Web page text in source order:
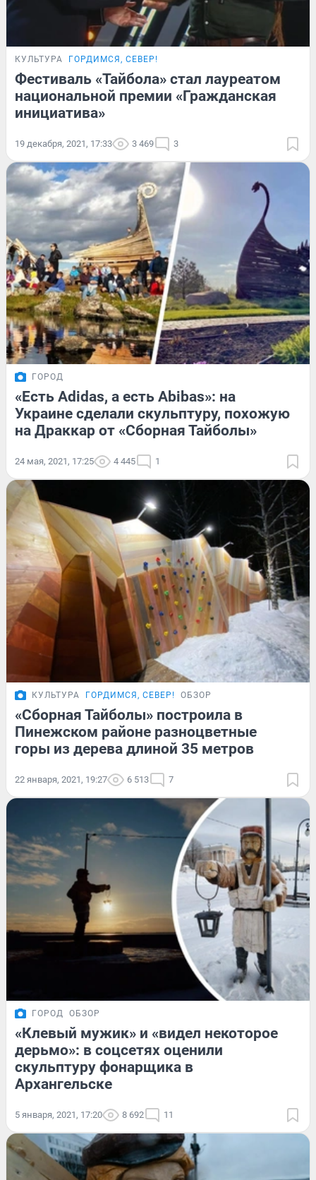
КУЛЬТУРА ГОРДИМСЯ, СЕВЕР!
Фестиваль «Тайбола» стал лауреатом
национальной премии «Гражданская
инициатива»
19 декабря, 2021, 17:33 3 469 3
ГОРОД
«Есть Adidas, а есть Abibas»: на
Украине сделали скульптуру, похожую
на Драккар от «Сборная Тайболы»
24 мая, 2021, 17:25 4 445 1
КУЛЬТУРА ГОРДИМСЯ, СЕВЕР! ОБЗОР
«Сборная Тайболы» построила в
Пинежском районе разноцветные
горы из дерева длиной 35 метров
22 января, 2021, 19:27 6 513 7
ГОРОД ОБЗОР
«Клевый мужик» и «видел некоторое
дерьмо»: в соцсетях оценили
скульптуру фонарщика в
Архангельске
5 января, 2021, 17:20 8 692 11